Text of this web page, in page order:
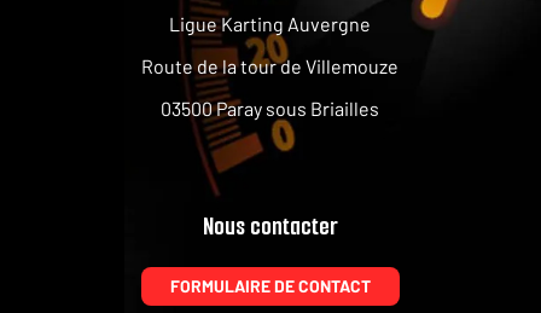
Ligue Karting Auvergne
Route de la tour de Villemouze
03500 Paray sous Briailles
Nous contacter
FORMULAIRE DE CONTACT